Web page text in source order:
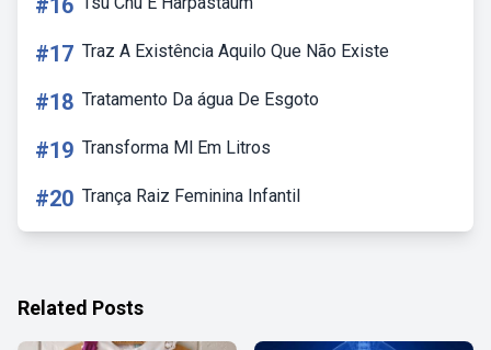
#16
#17 Traz A Existência Aquilo Que Não Existe
#18 Tratamento Da água De Esgoto
#19 Transforma Ml Em Litros
#20 Trança Raiz Feminina Infantil
Related Posts